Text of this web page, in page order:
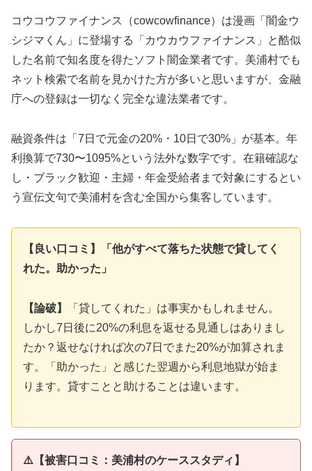
コウコウファイナンス（cowcowfinance）は漫画「闇金ウ
シジマくん」に登場する「カウカウファイナンス」と酷似
した名前で知名度を得たソフト闇金業者です。美浦村でも
ネット検索で名前を見かけた方が多いと思いますが、金融
庁への登録は一切なく完全な違法業者です。
融資条件は「7日で元金の20%・10日で30%」が基本。年
利換算で730〜1095%という法外な数字です。在籍確認な
し・ブラック歓迎・主婦・年金受給者まで対象にするとい
う宣伝文句で美浦村を含む全国から集客しています。
【良い口コミ】「他がすべて落ちた状態で貸してく
れた。助かった」
【論破】
「貸してくれた」は事実かもしれません。
しかし7日後に20%の利息を返せる見通しはありまし
たか？返せなければ次の7日でまた20%が加算されま
す。「助かった」と感じた翌週から利息地獄が始ま
ります。貸すことと助けることは違います。
⚠️【被害口コミ：美浦村のケーススタディ】